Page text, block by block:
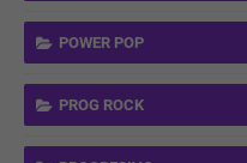
POWER POP
PROG ROCK